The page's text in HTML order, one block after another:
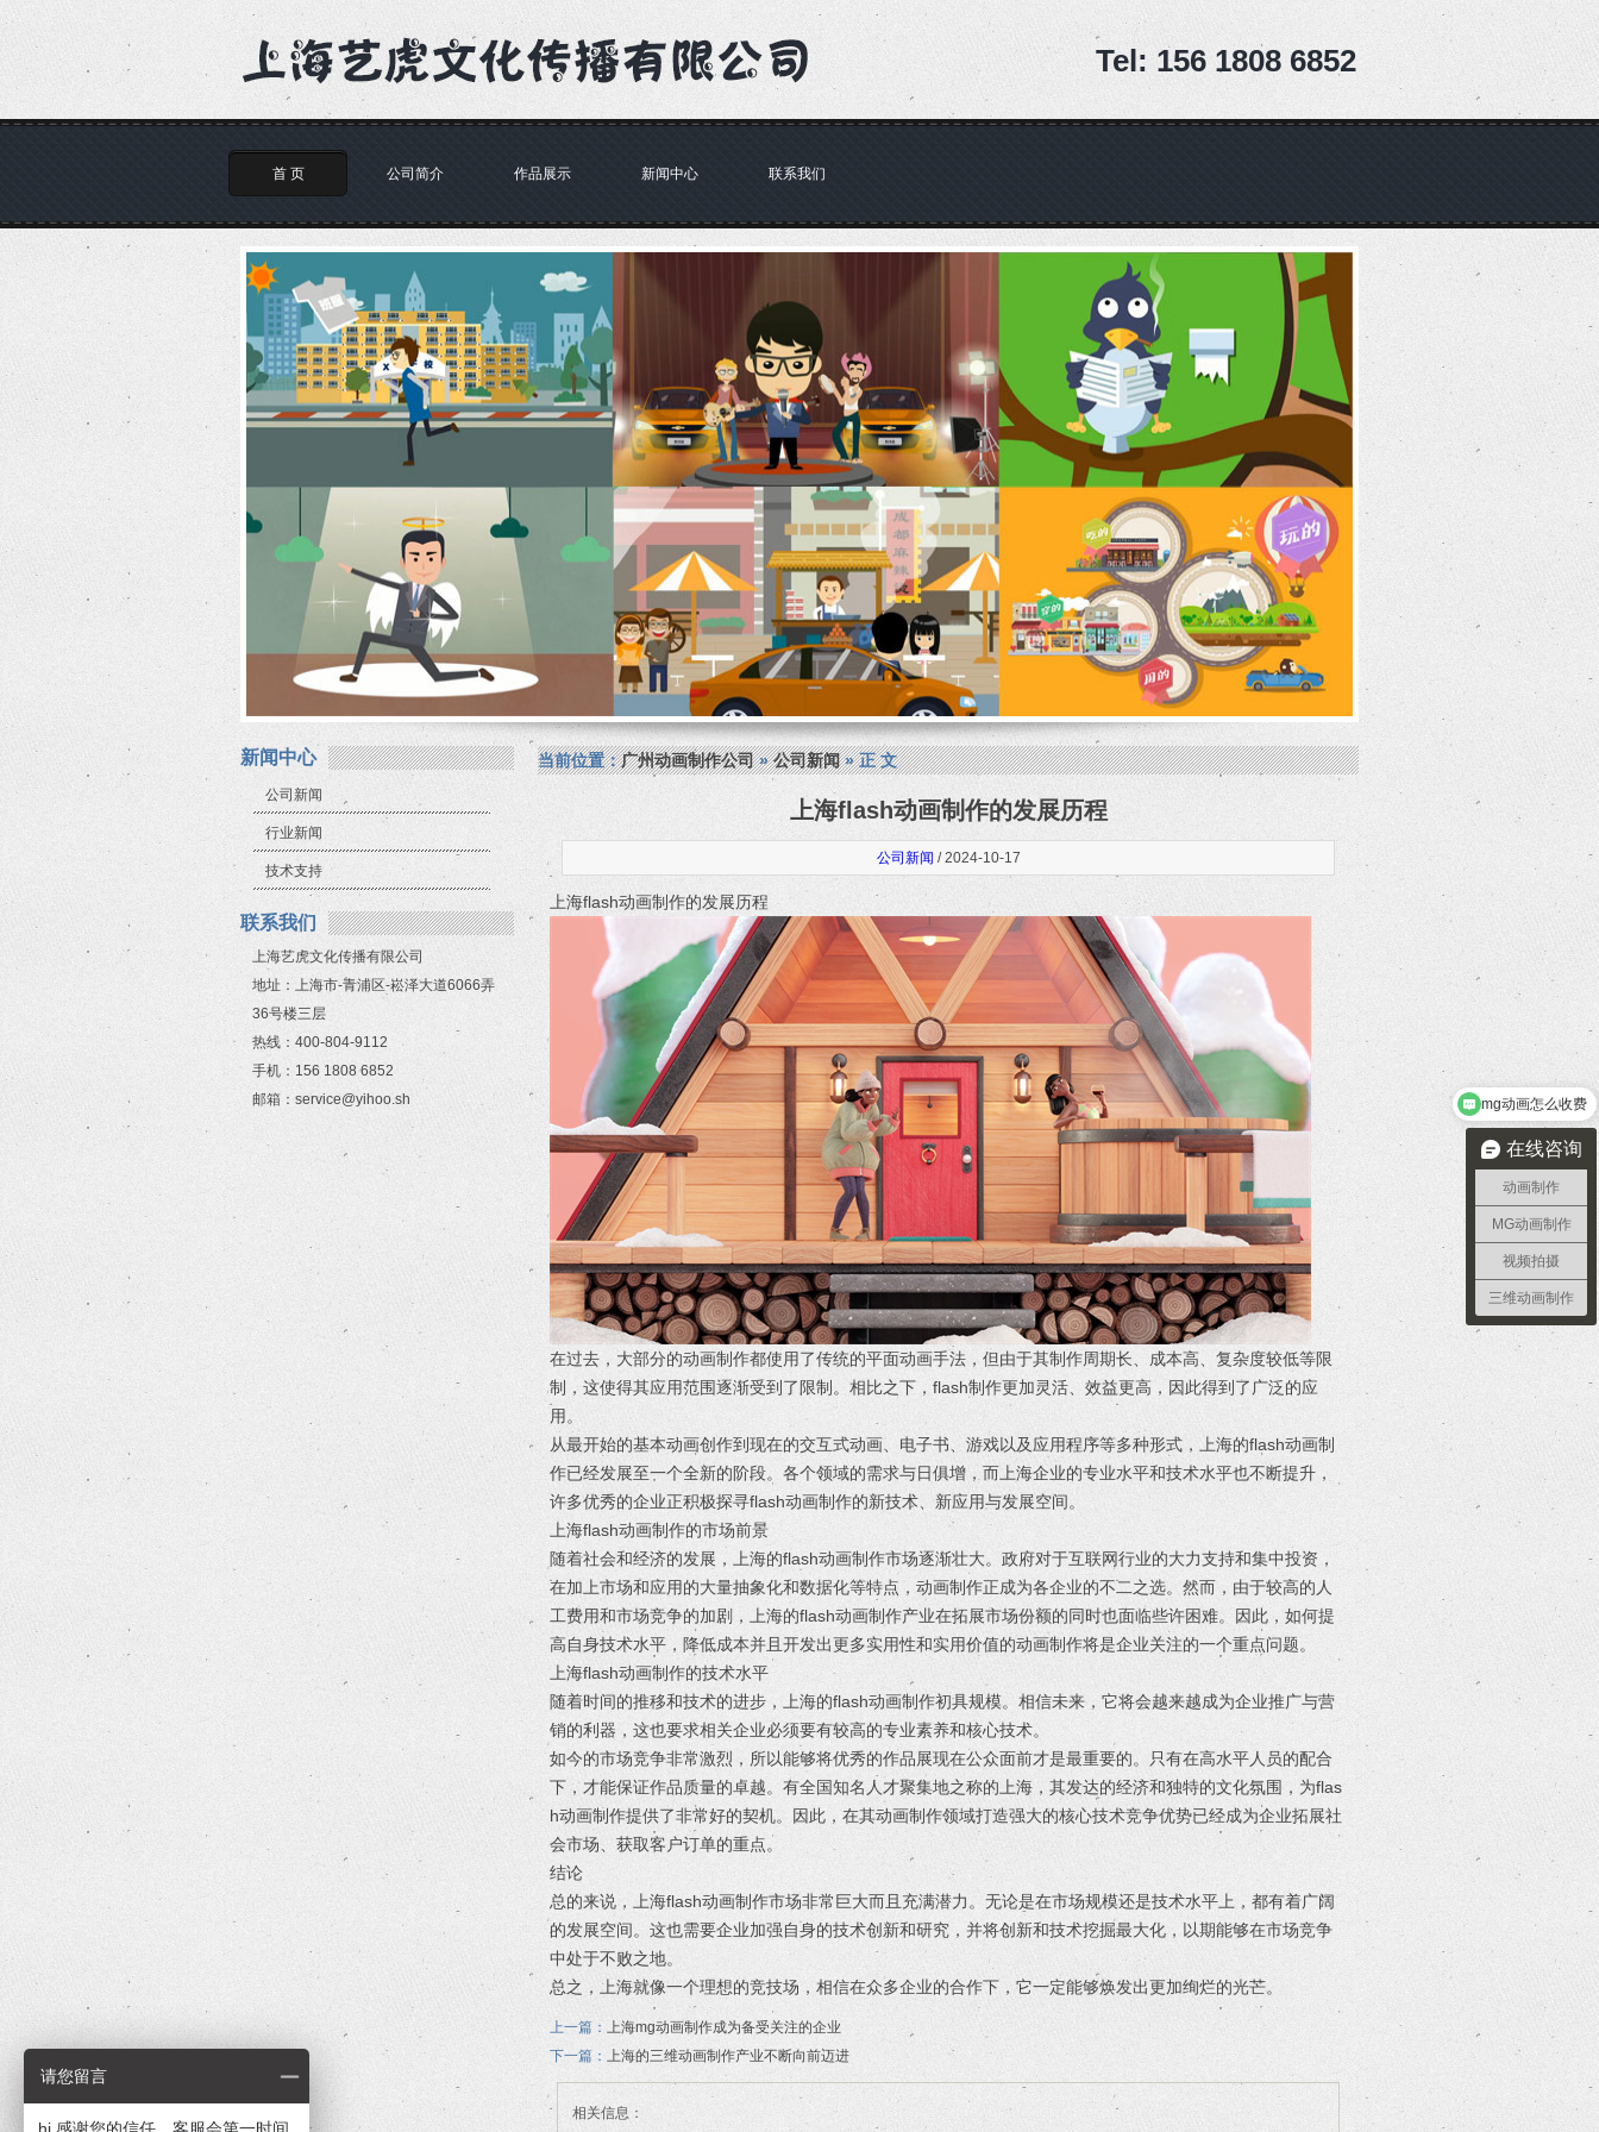
Tel: 156 1808 6852
首 页 公司简介 作品展示 新闻中心 联系我们
新闻中心
公司新闻
行业新闻
技术支持
联系我们
上海艺虎文化传播有限公司
地址：上海市-青浦区-崧泽大道6066弄
36号楼三层
热线：400-804-9112
手机：156 1808 6852
邮箱：service@yihoo.sh
当前位置：广州动画制作公司»公司新闻» 正 文
上海flash动画制作的发展历程
公司新闻 / 2024-10-17
上海flash动画制作的发展历程
在过去，大部分的动画制作都使用了传统的平面动画手法，但由于其制作周期长、成本高、复杂度较低等限
制，这使得其应用范围逐渐受到了限制。相比之下，flash制作更加灵活、效益更高，因此得到了广泛的应
用。
从最开始的基本动画创作到现在的交互式动画、电子书、游戏以及应用程序等多种形式，上海的flash动画制
作已经发展至一个全新的阶段。各个领域的需求与日俱增，而上海企业的专业水平和技术水平也不断提升，
许多优秀的企业正积极探寻flash动画制作的新技术、新应用与发展空间。
上海flash动画制作的市场前景
随着社会和经济的发展，上海的flash动画制作市场逐渐壮大。政府对于互联网行业的大力支持和集中投资，
在加上市场和应用的大量抽象化和数据化等特点，动画制作正成为各企业的不二之选。然而，由于较高的人
工费用和市场竞争的加剧，上海的flash动画制作产业在拓展市场份额的同时也面临些许困难。因此，如何提
高自身技术水平，降低成本并且开发出更多实用性和实用价值的动画制作将是企业关注的一个重点问题。
上海flash动画制作的技术水平
随着时间的推移和技术的进步，上海的flash动画制作初具规模。相信未来，它将会越来越成为企业推广与营
销的利器，这也要求相关企业必须要有较高的专业素养和核心技术。
如今的市场竞争非常激烈，所以能够将优秀的作品展现在公众面前才是最重要的。只有在高水平人员的配合
下，才能保证作品质量的卓越。有全国知名人才聚集地之称的上海，其发达的经济和独特的文化氛围，为flas
h动画制作提供了非常好的契机。因此，在其动画制作领域打造强大的核心技术竞争优势已经成为企业拓展社
会市场、获取客户订单的重点。
结论
总的来说，上海flash动画制作市场非常巨大而且充满潜力。无论是在市场规模还是技术水平上，都有着广阔
的发展空间。这也需要企业加强自身的技术创新和研究，并将创新和技术挖掘最大化，以期能够在市场竞争
中处于不败之地。
总之，上海就像一个理想的竞技场，相信在众多企业的合作下，它一定能够焕发出更加绚烂的光芒。
上一篇： 上海mg动画制作成为备受关注的企业
下一篇： 上海的三维动画制作产业不断向前迈进
相关信息：
在线咨询
动画制作
MG动画制作
视频拍摄
三维动画制作
mg动画怎么收费
需要做2分钟宣传动画需要多久
请您留言